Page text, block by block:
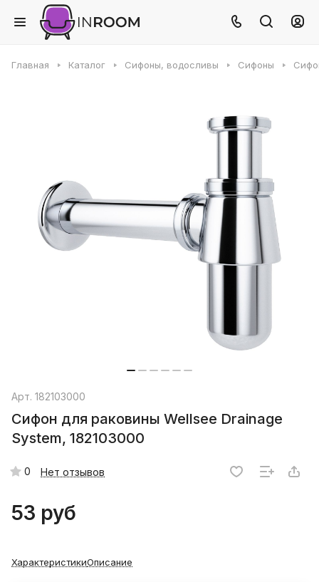
Главная Каталог Сифоны, водосливы Сифоны
Арт. 182103000
Сифон для раковины Wellsee Drainage
System, 182103000
0 Нет отзывов
53 руб
ХарактеристикиОписание